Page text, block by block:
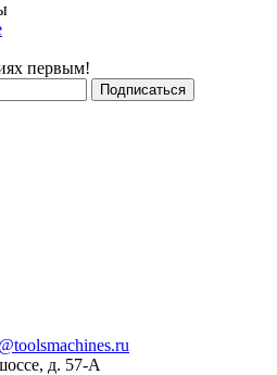
первым!
д. 57-А